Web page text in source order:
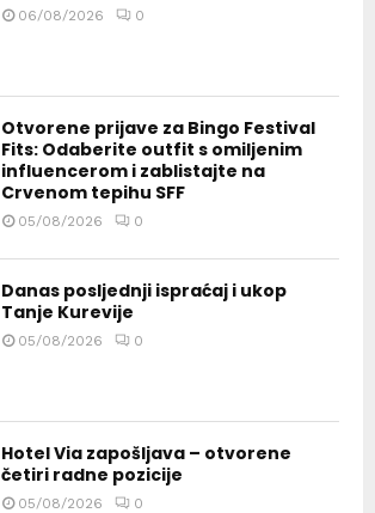
06/08/2026 0
Otvorene prijave za Bingo Festival
Fits: Odaberite outfit s omiljenim
influencerom i zablistajte na
Crvenom tepihu SFF
05/08/2026 0
Danas posljednji ispraćaj i ukop
Tanje Kurevije
05/08/2026 0
Hotel Via zapošljava – otvorene
četiri radne pozicije
05/08/2026 0